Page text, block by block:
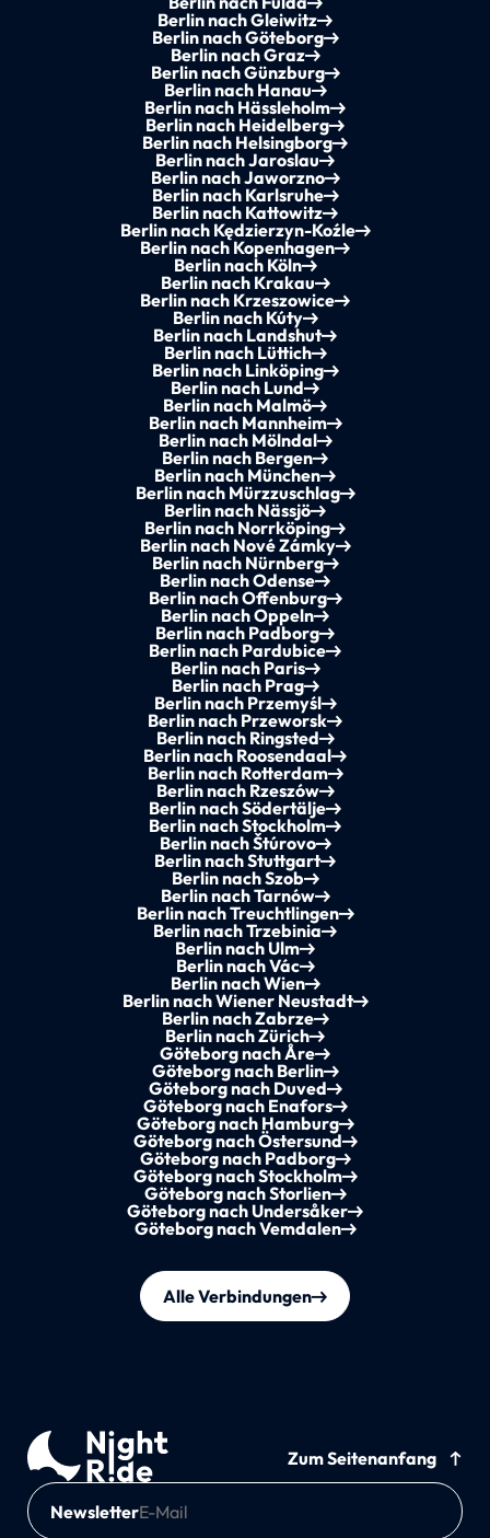
Berlin nach Gleiwitz
Berlin nach Göteborg
Berlin nach Graz
Berlin nach Günzburg
Berlin nach Hanau
Berlin nach Hässleholm
Berlin nach Heidelberg
Berlin nach Helsingborg
Berlin nach Jaroslau
Berlin nach Jaworzno
Berlin nach Karlsruhe
Berlin nach Kattowitz
Berlin nach Kędzierzyn-Koźle
Berlin nach Kopenhagen
Berlin nach Köln
Berlin nach Krakau
Berlin nach Krzeszowice
Berlin nach Kúty
Berlin nach Landshut
Berlin nach Lüttich
Berlin nach Linköping
Berlin nach Lund
Berlin nach Malmö
Berlin nach Mannheim
Berlin nach Mölndal
Berlin nach Bergen
Berlin nach München
Berlin nach Mürzzuschlag
Berlin nach Nässjö
Berlin nach Norrköping
Berlin nach Nové Zámky
Berlin nach Nürnberg
Berlin nach Odense
Berlin nach Offenburg
Berlin nach Oppeln
Berlin nach Padborg
Berlin nach Pardubice
Berlin nach Paris
Berlin nach Prag
Berlin nach Przemyśl
Berlin nach Przeworsk
Berlin nach Ringsted
Berlin nach Roosendaal
Berlin nach Rotterdam
Berlin nach Rzeszów
Berlin nach Södertälje
Berlin nach Stockholm
Berlin nach Štúrovo
Berlin nach Stuttgart
Berlin nach Szob
Berlin nach Tarnów
Berlin nach Treuchtlingen
Berlin nach Trzebinia
Berlin nach Ulm
Berlin nach Vác
Berlin nach Wien
Berlin nach Wiener Neustadt
Berlin nach Zabrze
Berlin nach Zürich
Göteborg nach Åre
Göteborg nach Berlin
Göteborg nach Duved
Göteborg nach Enafors
Göteborg nach Hamburg
Göteborg nach Östersund
Göteborg nach Padborg
Göteborg nach Stockholm
Göteborg nach Storlien
Göteborg nach Undersåker
Göteborg nach Vemdalen
Alle Verbindungen
Zum Seitenanfang
Newsletter